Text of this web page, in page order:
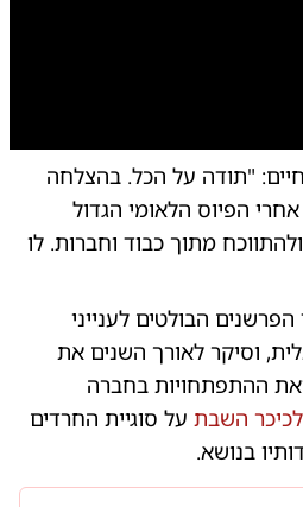
"תודה על הכל. בהצלחה
הפיוס הלאומי הגדול
מתוך כבוד וחברות. לו
הפרשנים הבולטים לענייני
וסיקר לאורך השנים את
ההתפתחויות בחברה
השבת על סוגיית החרדים
בנושא.